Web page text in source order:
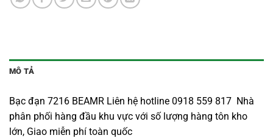
MÔ TẢ
Bạc đạn 7216 BEAMR Liên hệ hotline 0918 559 817 Nhà
phân phối hàng đầu khu vực với số lượng hàng tôn kho
lớn, Giao miễn phí toàn quốc